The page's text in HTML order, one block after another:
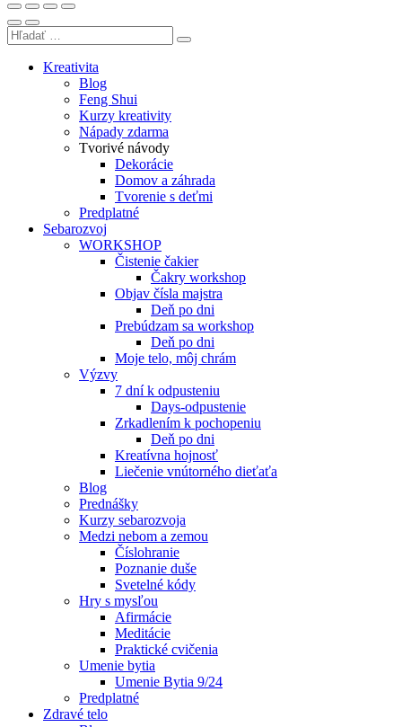
Kreativita
Blog
Feng Shui
Kurzy kreativity
Nápady zdarma
Tvorivé návody
Dekorácie
Domov a záhrada
Tvorenie s deťmi
Predplatné
Sebarozvoj
WORKSHOP
Čistenie čakier
Čakry workshop
Objav čísla majstra
Deň po dni
Prebúdzam sa workshop
Deň po dni
Moje telo, môj chrám
Výzvy
7 dní k odpusteniu
Days-odpustenie
Zrkadlením k pochopeniu
Deň po dni
Kreatívna hojnosť
Liečenie vnútorného dieťaťa
Blog
Prednášky
Kurzy sebarozvoja
Medzi nebom a zemou
Číslohranie
Poznanie duše
Svetelné kódy
Hry s mysľou
Afirmácie
Meditácie
Praktické cvičenia
Umenie bytia
Umenie Bytia 9/24
Predplatné
Zdravé telo